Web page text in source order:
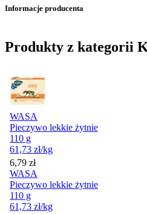
Informacje producenta
Produkty z kategorii
WASA
Pieczywo lekkie żytnie
110 g
61,73 zł/kg
Cena
6,79 zł
WASA
Pieczywo lekkie żytnie
110 g
61,73 zł/kg